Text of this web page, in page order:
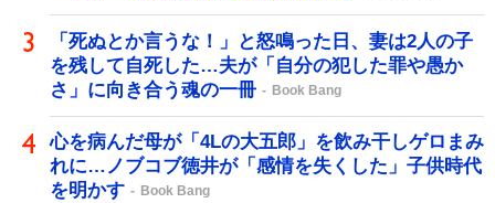
「死ぬとか言うな！」と怒鳴った日、妻は2人の子
を残して自死した…夫が「自分の犯した罪や愚か
さ」に向き合う魂の一冊
Book Bang
心を病んだ母が「4Lの大五郎」を飲み干しゲロまみ
れに…ノブコブ徳井が「感情を失くした」子供時代
を明かす
Book Bang